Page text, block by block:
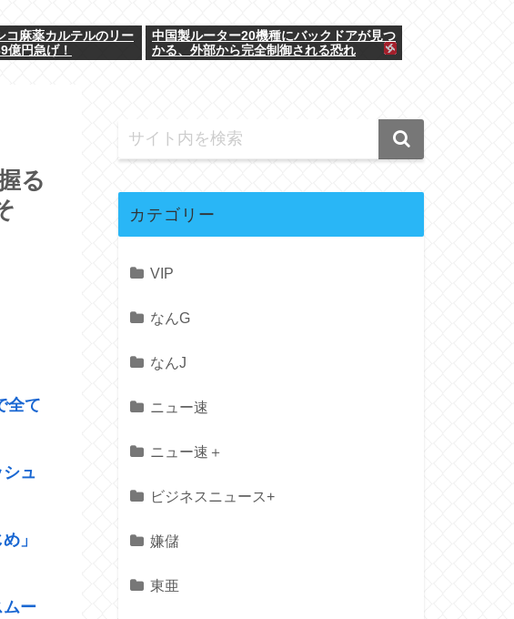
コ麻薬カルテルのリー
億円急げ！
中国製ルーター20機種にバックドアが見つ
かる、外部から完全制御される恐れ
る
全て
ュ
」
ムー
カテゴリー
VIP
なんG
なんJ
ニュー速
ニュー速＋
ビジネスニュース+
嫌儲
東亜